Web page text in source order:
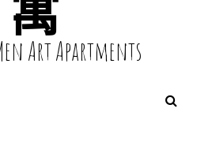
Art Apartments